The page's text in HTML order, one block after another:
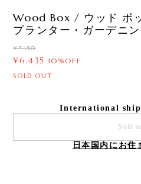
Wood Box / ウッド ボ
プランター・ガーデニ
¥7,150
¥6,435 10%OFF
SOLD OUT
International
Sold
日本国内にお住